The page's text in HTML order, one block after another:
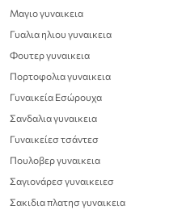
Μαγιο γυναικεια
Γυαλια ηλιου γυναικεια
Φουτερ γυναικεια
Πορτοφολια γυναικεια
Γυναικεία Εσώρουχα
Σανδαλια γυναικεια
Γυναικείεσ τσάντεσ
Πουλοβερ γυναικεια
Σαγιονάρεσ γυναικειεσ
Σακιδια πλατησ γυναικεια